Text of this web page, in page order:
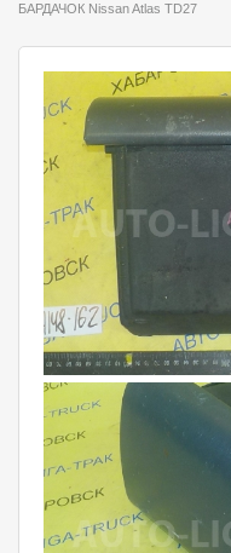
БАРДАЧОК Nissan Atlas TD27